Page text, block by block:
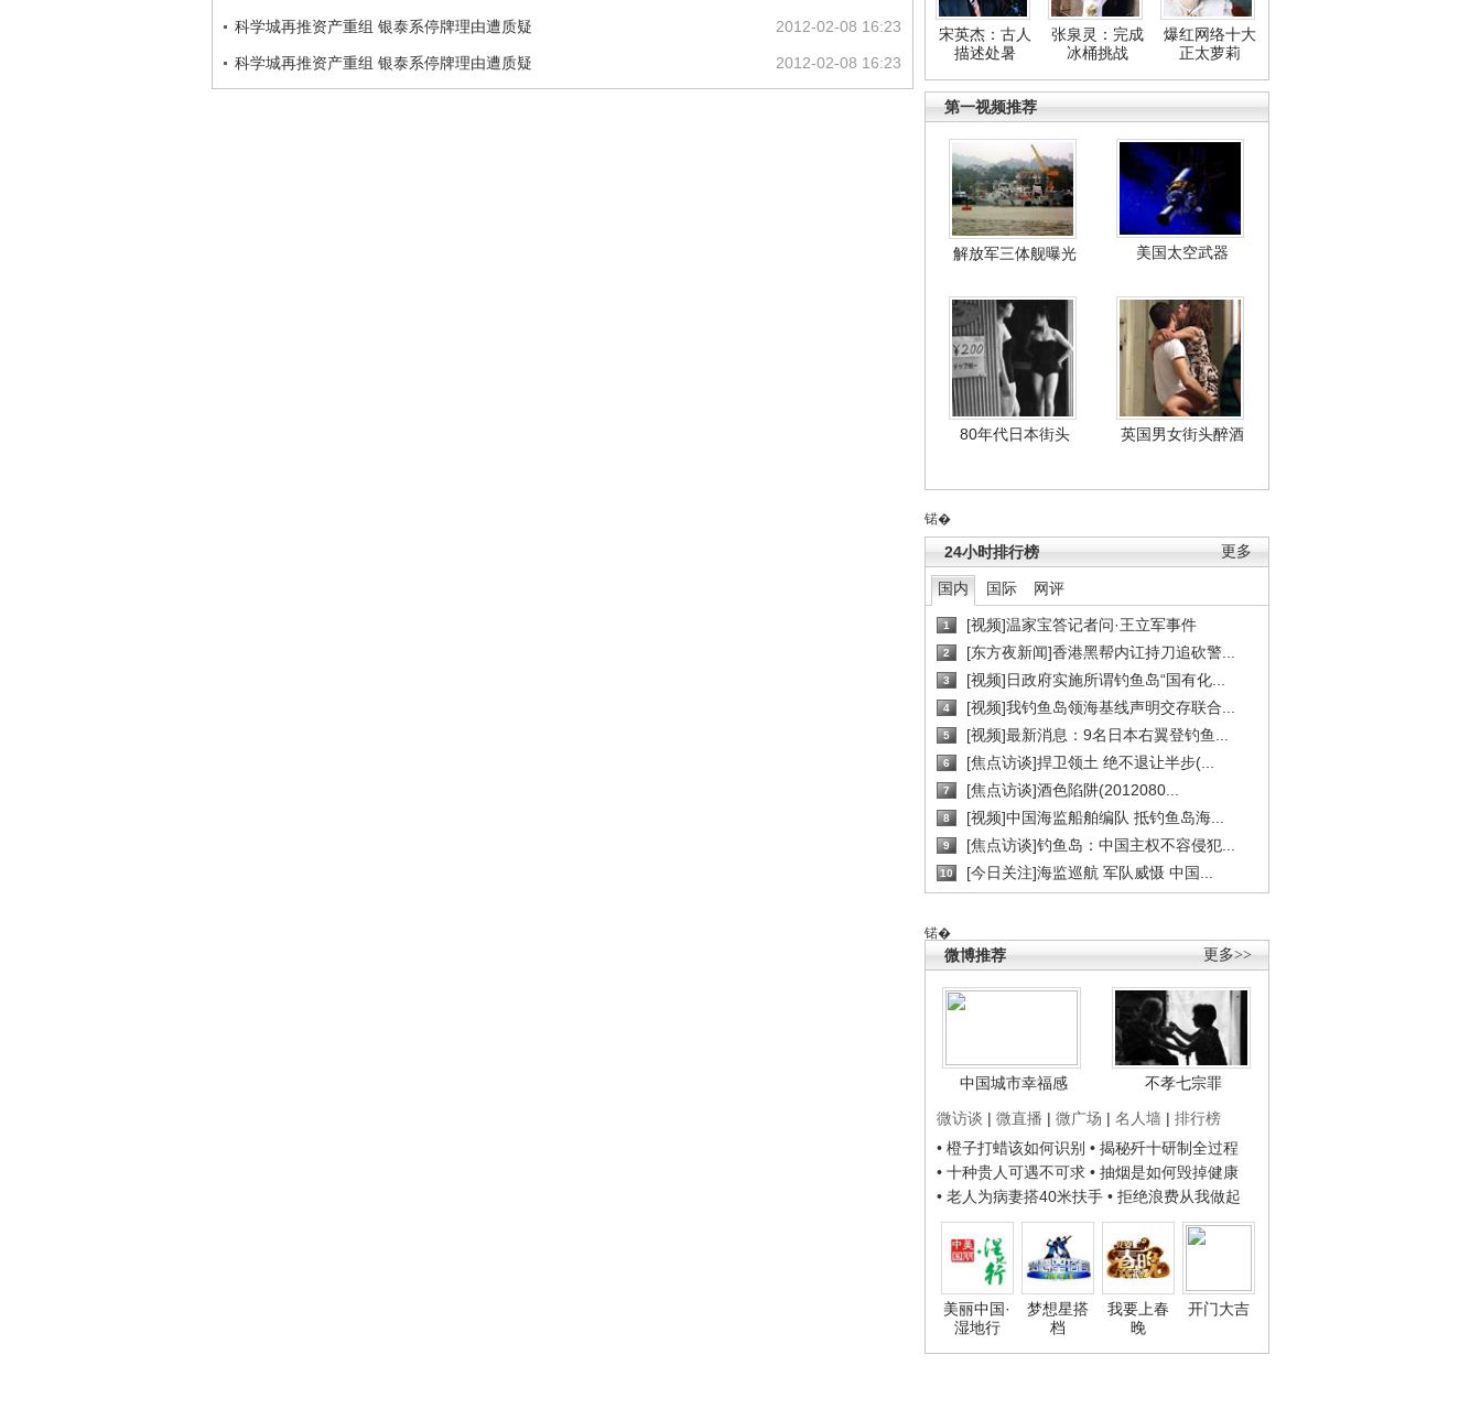
宋英杰：古人
描述处暑
张泉灵：完成
冰桶挑战
爆红网络十大
正太萝莉
第一视频推荐
解放军三体舰曝光 美国太空武器
80年代日本街头 英国男女街头醉酒
锘�
更多
24小时排行榜
国内 国际 网评
1 [视频]温家宝答记者问·王立军事件
2 [东方夜新闻]香港黑帮内讧持刀追砍警...
3 [视频]日政府实施所谓钓鱼岛“国有化...
4 [视频]我钓鱼岛领海基线声明交存联合...
5 [视频]最新消息：9名日本右翼登钓鱼...
6 [焦点访谈]捍卫领土 绝不退让半步(...
7 [焦点访谈]酒色陷阱(2012080...
8 [视频]中国海监船舶编队 抵钓鱼岛海...
9 [焦点访谈]钓鱼岛：中国主权不容侵犯...
10 [今日关注]海监巡航 军队威慑 中国...
锘�
更多>>
微博推荐
中国城市幸福感
不孝七宗罪
微访谈 | 微直播 | 微广场 | 名人墙 | 排行榜
• 橙子打蜡该如何识别 • 揭秘歼十研制全过程
• 十种贵人可遇不可求 • 抽烟是如何毁掉健康
• 老人为病妻搭40米扶手 • 拒绝浪费从我做起
美丽中国·
湿地行
梦想星搭
档
我要上春
晚
开门大吉
2012-02-08 16:23
科学城再推资产重组 银泰系停牌理由遭质疑
2012-02-08 16:23
科学城再推资产重组 银泰系停牌理由遭质疑